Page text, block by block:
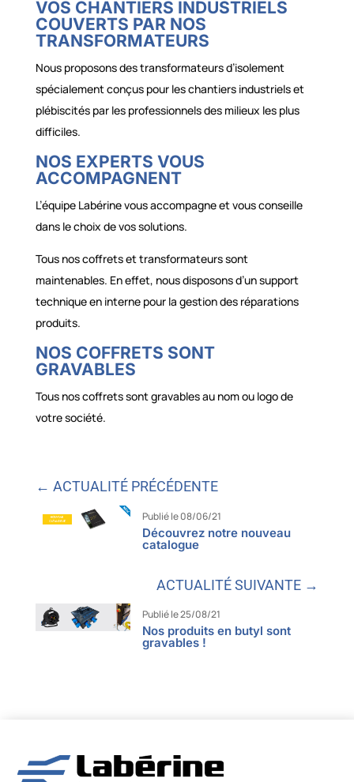
VOS CHANTIERS INDUSTRIELS
COUVERTS PAR NOS
TRANSFORMATEURS
Nous proposons des transformateurs d’isolement
spécialement conçus pour les chantiers industriels et
plébiscités par les professionnels des milieux les plus
difficiles.
NOS EXPERTS VOUS
ACCOMPAGNENT
L’équipe Labérine vous accompagne et vous conseille
dans le choix de vos solutions.
Tous nos coffrets et transformateurs sont
maintenables. En effet, nous disposons d’un support
technique en interne pour la gestion des réparations
produits.
NOS COFFRETS SONT
GRAVABLES
Tous nos coffrets sont gravables au nom ou logo de
votre société.
← ACTUALITÉ PRÉCÉDENTE
Publié le 08/06/21
Découvrez notre nouveau
catalogue
ACTUALITÉ SUIVANTE →
Publié le 25/08/21
Nos produits en butyl sont
gravables !